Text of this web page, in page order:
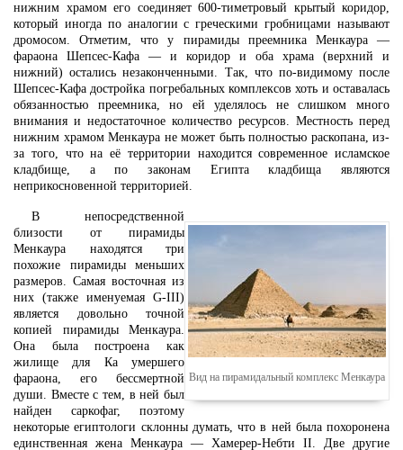
нижним храмом его соединяет 600-тиметровый крытый коридор,
который иногда по аналогии с греческими гробницами называют
дромосом. Отметим, что у пирамиды преемника Менкаура —
фараона Шепсес-Кафа — и коридор и оба храма (верхний и
нижний) остались незаконченными. Так, что по-видимому после
Шепсес-Кафа достройка погребальных комплексов хоть и оставалась
обязанностью преемника, но ей уделялось не слишком много
внимания и недостаточное количество ресурсов. Местность перед
нижним храмом Менкаура не может быть полностью раскопана, из-
за того, что на её территории находится современное исламское
кладбище, а по законам Египта кладбища являются
неприкосновенной территорией.
Вид на пирамидальный комплекс Менкаура
В непосредственной
близости от пирамиды
Менкаура находятся три
похожие пирамиды меньших
размеров. Самая восточная из
них (также именуемая G-III)
является довольно точной
копией пирамиды Менкаура.
Она была построена как
жилище для Ка умершего
фараона, его бессмертной
души. Вместе с тем, в ней был
найден саркофаг, поэтому
некоторые египтологи склонны думать, что в ней была похоронена
единственная жена Менкаура — Хамерер-Небти II. Две другие